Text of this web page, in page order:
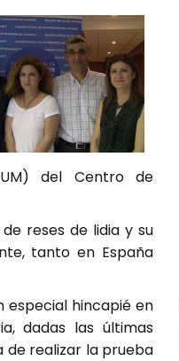
del Centro de
reses de lidia y su
tanto en España
especial hincapié en
dadas las últimas
de realizar la prueba